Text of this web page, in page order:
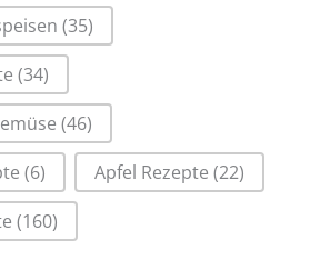
(35)
(34)
(46)
(6) Apfel Rezepte (22)
(160)